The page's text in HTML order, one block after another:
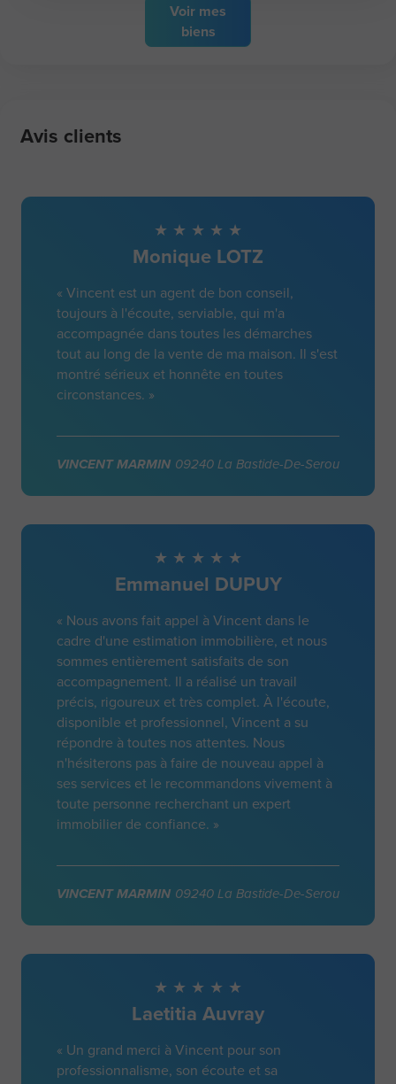
Voir mes
biens
Avis clients
Monique LOTZ
« Vincent est un agent de bon conseil,
toujours à l'écoute, serviable, qui m'a
accompagnée dans toutes les démarches
tout au long de la vente de ma maison. Il s'est
montré sérieux et honnête en toutes
circonstances. »
VINCENT MARMIN 09240 La Bastide-De-Serou
Emmanuel DUPUY
« Nous avons fait appel à Vincent dans le
cadre d'une estimation immobilière, et nous
sommes entièrement satisfaits de son
accompagnement. Il a réalisé un travail
précis, rigoureux et très complet. À l'écoute,
disponible et professionnel, Vincent a su
répondre à toutes nos attentes. Nous
n'hésiterons pas à faire de nouveau appel à
ses services et le recommandons vivement à
toute personne recherchant un expert
immobilier de confiance. »
VINCENT MARMIN 09240 La Bastide-De-Serou
Laetitia Auvray
« Un grand merci à Vincent pour son
professionnalisme, son écoute et sa